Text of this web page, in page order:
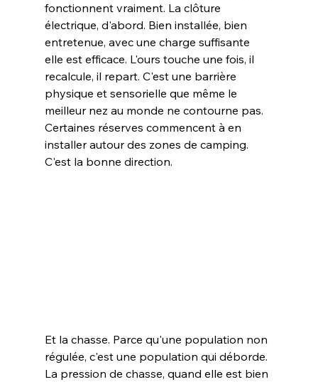
fonctionnent vraiment. La clôture
électrique, d'abord. Bien installée, bien
entretenue, avec une charge suffisante
elle est efficace. L'ours touche une fois, il
recalcule, il repart. C'est une barrière
physique et sensorielle que même le
meilleur nez au monde ne contourne pas.
Certaines réserves commencent à en
installer autour des zones de camping.
C'est la bonne direction.
Et la chasse. Parce qu'une population non
régulée, c'est une population qui déborde.
La pression de chasse, quand elle est bien